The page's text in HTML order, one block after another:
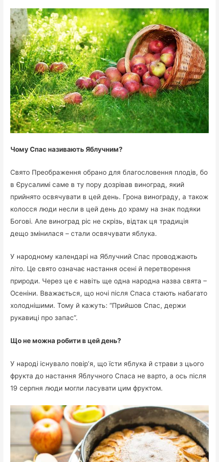
Чому Спас називають Яблучним?
Свято Преображення обрано для благословення плодів, бо
в Єрусалимі саме в ту пору дозрівав виноград, який
прийнято освячувати в цей день. Грона винограду, а також
колосся люди несли в цей день до храму на знак подяки
Богові. Але виноград ріс не скрізь, відтак ця традиція
дещо змінилася – стали освячувати яблука.
У народному календарі на Яблучний Спас проводжають
літо. Це свято означає настання осені й перетворення
природи. Через це є навіть ще одна народна назва свята –
Осеніни. Вважається, що ночі після Спаса стають набагато
холоднішими. Тому й кажуть: “Прийшов Спас, держи
рукавиці про запас”.
Що не можна робити в цей день?
У народі існувало повір’я, що їсти яблука й страви з цього
фрукта до настання Яблучного Спаса не варто, а ось після
19 серпня люди могли ласувати цим фруктом.